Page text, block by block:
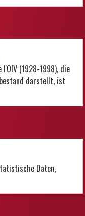
(1928-1998), die
darstellt, ist
Daten,